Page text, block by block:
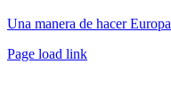
Una manera de hacer Europa
Facebook
Twitter
Instagram
Pinterest
Page load link